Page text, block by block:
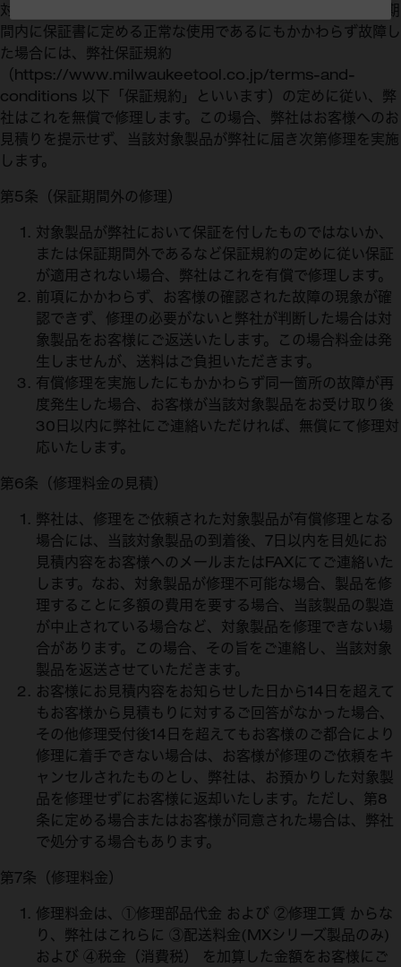
対象製品が弊社において保証を付した製品であり、かつ保証期
間内に保証書に定める正常な使用であるにもかかわらず故障し
た場合には、弊社保証規約
（https://www.milwaukeetool.co.jp/terms-and-
conditions 以下「保証規約」といいます）の定めに従い、弊
社はこれを無償で修理します。この場合、弊社はお客様へのお
見積りを提示せず、当該対象製品が弊社に届き次第修理を実施
します。
第5条（保証期間外の修理）
対象製品が弊社において保証を付したものではないか、
または保証期間外であるなど保証規約の定めに従い保証
が適用されない場合、弊社はこれを有償で修理します。
前項にかかわらず、お客様の確認された故障の現象が確
認できず、修理の必要がないと弊社が判断した場合は対
象製品をお客様にご返送いたします。この場合料金は発
生しませんが、送料はご負担いただきます。
有償修理を実施したにもかかわらず同一箇所の故障が再
度発生した場合、お客様が当該対象製品をお受け取り後
30日以内に弊社にご連絡いただければ、無償にて修理対
応いたします。
第6条（修理料金の見積）
弊社は、修理をご依頼された対象製品が有償修理となる
場合には、当該対象製品の到着後、7日以内を目処にお
見積内容をお客様へのメールまたはFAXにてご連絡いた
します。なお、対象製品が修理不可能な場合、製品を修
理することに多額の費用を要する場合、当該製品の製造
が中止されている場合など、対象製品を修理できない場
合があります。この場合、その旨をご連絡し、当該対象
製品を返送させていただきます。
お客様にお見積内容をお知らせした日から14日を超えて
もお客様から見積もりに対するご回答がなかった場合、
その他修理受付後14日を超えてもお客様のご都合により
修理に着手できない場合は、お客様が修理のご依頼をキ
ャンセルされたものとし、弊社は、お預かりした対象製
品を修理せずにお客様に返却いたします。ただし、第8
条に定める場合またはお客様が同意された場合は、弊社
で処分する場合もあります。
第7条（修理料金）
修理料金は、①修理部品代金 および ②修理工賃 からな
り、弊社はこれらに ③配送料金(MXシリーズ製品のみ)
および ④税金（消費税） を加算した金額をお客様にご